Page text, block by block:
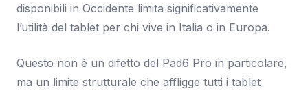
disponibili in Occidente limita significativamente
l’utilità del tablet per chi vive in Italia o in Europa.
Questo non è un difetto del Pad6 Pro in particolare,
ma un limite strutturale che affligge tutti i tablet